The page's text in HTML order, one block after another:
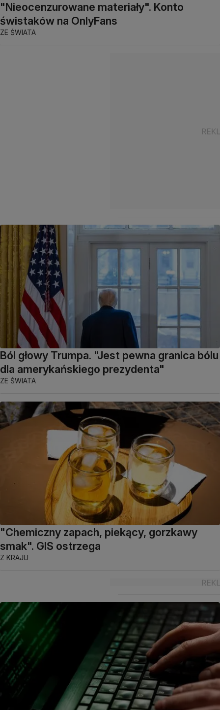
"Nieocenzurowane materiały". Konto
świstaków na OnlyFans
ZE ŚWIATA
Ból głowy Trumpa. "Jest pewna granica bólu
dla amerykańskiego prezydenta"
ZE ŚWIATA
"Chemiczny zapach, piekący, gorzkawy
smak". GIS ostrzega
Z KRAJU